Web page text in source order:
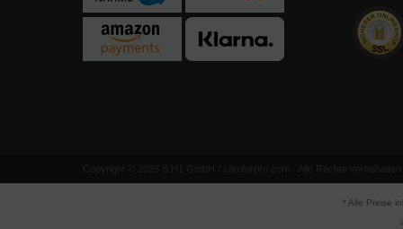
Copyright © 2025 S.H1 GmbH / camforpro.com - Alle Rechte vorbehalten
* Alle Preise